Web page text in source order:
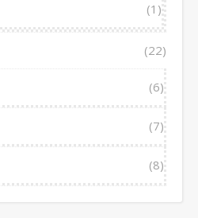
(1)
(22)
(6)
(7)
(8)